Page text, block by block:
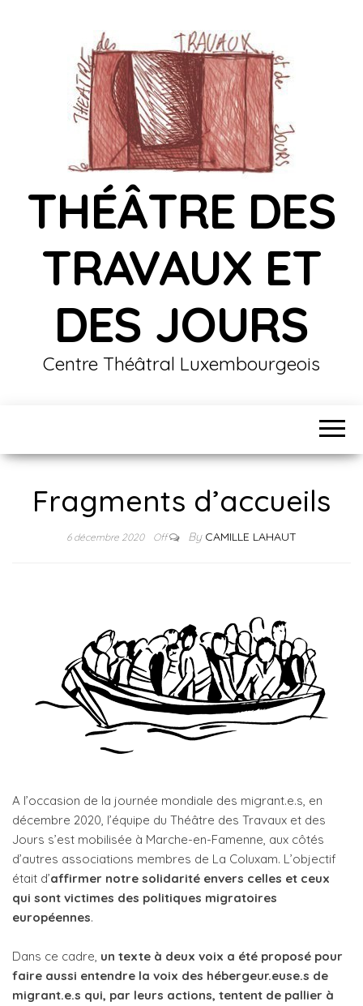
THÉÂTRE DES
TRAVAUX ET
DES JOURS
Centre Théâtral Luxembourgeois
Fragments d’accueils
6 décembre 2020 Off By CAMILLE LAHAUT
A l’occasion de la journée mondiale des migrant.e.s, en
décembre 2020, l’équipe du Théâtre des Travaux et des
Jours s’est mobilisée à Marche-en-Famenne, aux côtés
d’autres associations membres de La Coluxam. L’objectif
était d’affirmer notre solidarité envers celles et ceux
qui sont victimes des politiques migratoires
européennes.
Dans ce cadre, un texte à deux voix a été proposé pour
faire aussi entendre la voix des hébergeur.euse.s de
migrant.e.s qui, par leurs actions, tentent de pallier à